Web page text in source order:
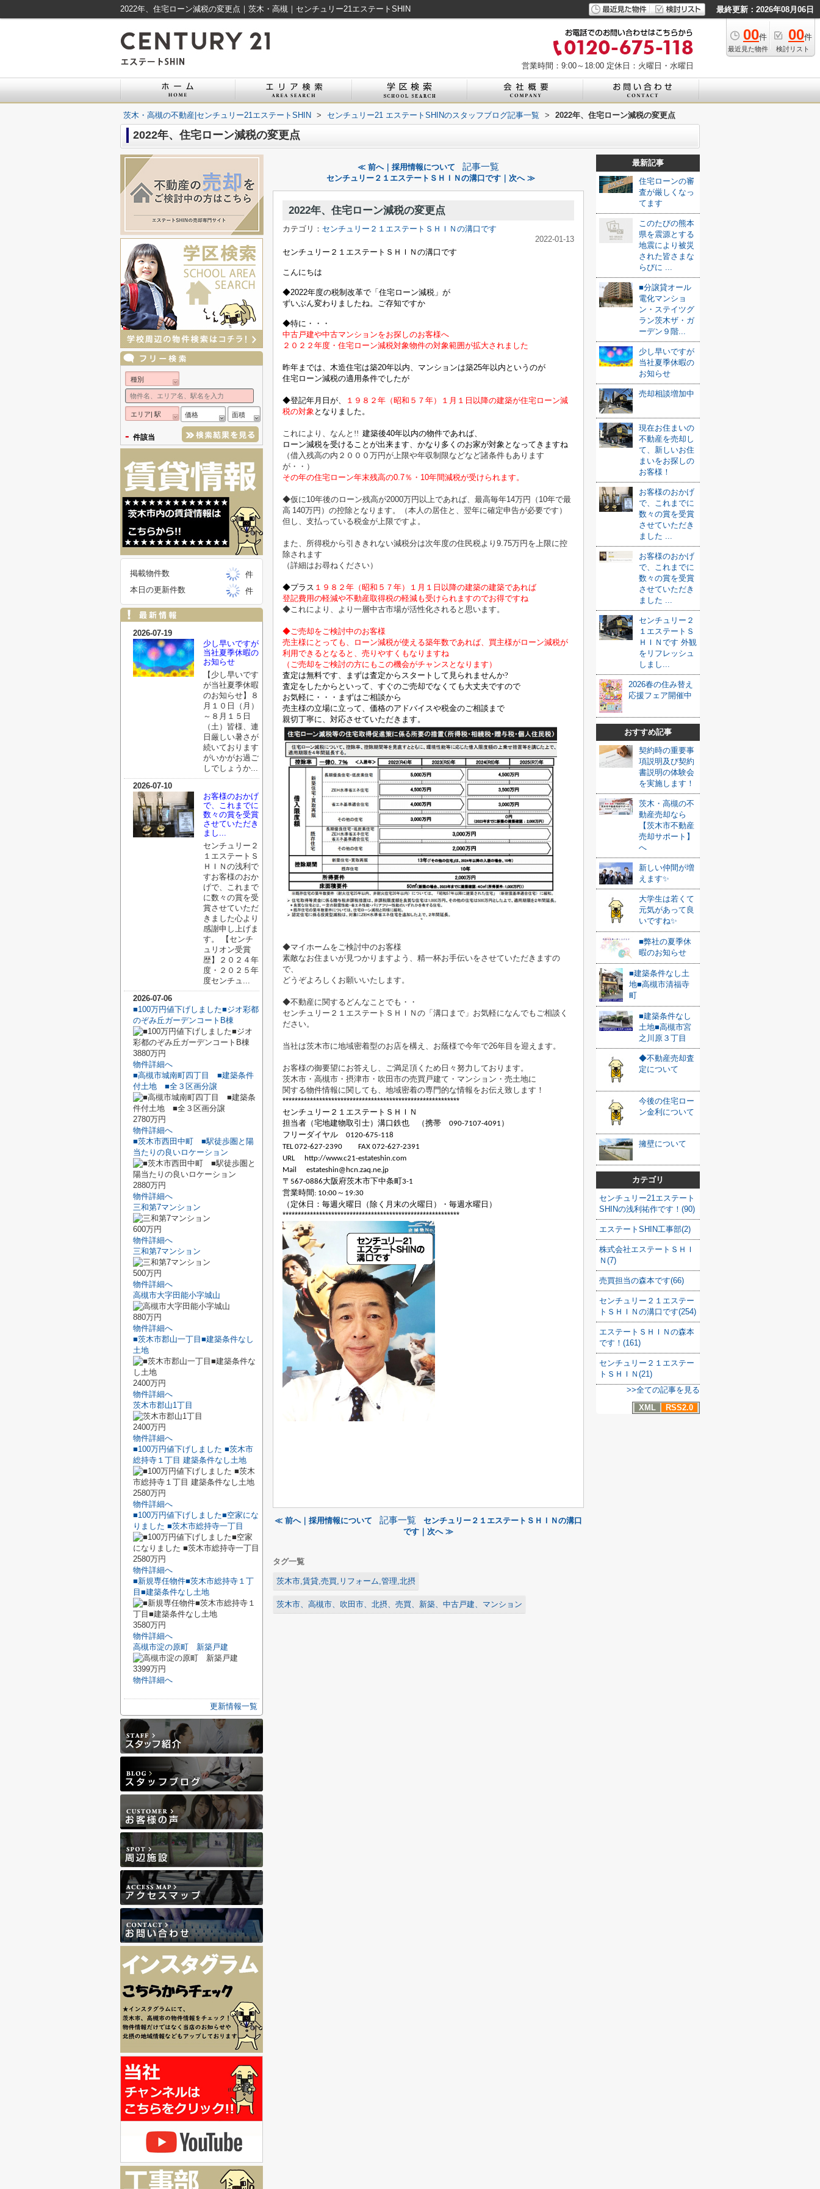
2022年、住宅ローン減税の変更点｜茨木・高槻｜センチュリー21エステートSHIN 最終更新：2026年08月06日
00件
最近見た物件
00件
検討リスト
営業時間：9:00～18:00 定休日：火曜日・水曜日
茨木・高槻の不動産|センチュリー21エステートSHIN > センチュリー21 エステートSHINのスタッフブログ記事一覧 > 2022年、住宅ローン減税の変更点
2022年、住宅ローン減税の変更点
≪ 前へ｜採用情報について 記事一覧
センチュリー２１エステートＳＨＩＮの溝口です｜次へ ≫
2022年、住宅ローン減税の変更点
カテゴリ： センチュリー２１エステートＳＨＩＮの溝口です
2022-01-13
センチュリー２１エステートＳＨＩＮの溝口です
こんにちは
◆2022年度の税制改革で「住宅ローン減税」が
ずいぶん変わりましたね。ご存知ですか
◆特に・・・
中古戸建や中古マンションをお探しのお客様へ
２０２２年度・住宅ローン減税対象物件の対象範囲が拡大されました
昨年までは、木造住宅は築20年以内、マンションは築25年以内というのが
住宅ローン減税の適用条件でしたが
◆登記年月日が、
１９８２年（昭和５７年）１月１日以降の建築が住宅ローン減
税の対象 となりました。
これにより、なんと!! 建築後40年以内の物件であれば、
ローン減税を受けることが出来ます、かなり多くのお家が対象となってきますね
（借入残高の内２０００万円が上限や年収制限などなど諸条件もあります
が・・）
その年の住宅ローン年末残高の0.7％・ 10年間減税が受けられます。
◆仮に10年後のローン残高が2000万円以上であれば、最高毎年14万円（ 10年で最
高 140万円）の控除となります。
（本人の居住と、翌年に確定申告が必要です）
但し、支払っている税金が上限ですよ。
また、所得税から引ききれない減税分は次年度の住民税より 9.75万円を上限に控
除されます
（詳細はお尋ねください）
◆プラス １９８２年（昭和５７年）１月１日以降の建築の建築であれば
登記費用の軽減や不動産取得税の軽減も受けられますのでお得ですね
◆これにより、より一層中古市場が活性化されると思います。
◆ご売却をご検討中のお客様
売主様にとっても、ローン減税が使える築年数であれば、買主様がローン減税が
利用できるとなると、売りやすくもなりますね
（ご売却をご検討の方にもこの機会がチャンスとなります）
査定は無料です、まずは査定からスタートして見られませんか?
査定をしたからといって、すぐのご売却でなくても大丈夫ですので
お気軽に・・・まずはご相談から
売主様の立場に立って、価格のアドバイスや税金のご相談まで
親切丁寧に、対応させていただきます。
◆マイホームをご検討中のお客様
素敵なお住まいが見つかりますよう、精一杯お手伝いをさせていただきますの
で、
どうぞよろしくお願いいたします。
◆不動産に関するどんなことでも・・
センチュリー２１エステートＳＨＩＮの「溝口まで」お気軽になんでもご相談く
ださい。
当社は茨木市に地域密着型のお店を構え、お蔭様で今年で26年目を迎えます。
お客様の御要望にお答えし、ご満足頂くため日々努力しております。
茨木市・高槻市・摂津市・吹田市の売買戸建て・マンション・売土地に
関する物件情報に関しても、地域密着の専門的な情報をお伝え致します！
**********************************************************
センチュリー２１エステートＳＨＩＮ
担当者（宅地建物取引士）溝口鉄也 （携帯 090-7107-4091 ）
フリーダイヤル 0120-675-118
TEL 072-627-2390
FAX 072-627-2391
URL
http://www.c21-estateshin.com
Mail
estateshin@hcn.zaq.ne.jp
〒 567-0886大阪府茨木市下中条町3-1
営業時間 : 10:00～ 19:30
（定休日：毎週火曜日（除く月末の火曜日）・毎週水曜日）
**********************************************************
≪ 前へ｜採用情報について 記事一覧
センチュリー２１エステートＳＨＩＮの溝口
です｜次へ ≫
タグ一覧
茨木市,賃貸,売買,リフォーム,管理,北摂
茨木市、高槻市、吹田市、北摂、売買、新築、中古戸建、マンション
最新記事
住宅ローンの審
査が厳しくなっ
てます
このたびの熊本
県を震源とする
地震により被災
された皆さまな
らびに ...
■分譲貸オール
電化マンショ
ン・ステイツグ
ラン茨木ザ・ガ
ーデン９階...
少し早いですが
当社夏季休暇の
お知らせ
売却相談増加中
現在お住まいの
不動産を売却し
て、新しいお住
まいをお探しの
お客様！
お客様のおかげ
で、これまでに
数々の賞を受賞
させていただき
ました ...
お客様のおかげ
で、これまでに
数々の賞を受賞
させていただき
ました ...
センチュリー２
１エステートＳ
ＨＩＮです 外観
をリフレッシュ
しまし...
2026春の住み替え
応援フェア開催中
おすすめ記事
契約時の重要事
項説明及び契約
書説明の体験会
を実施します！
茨木・高槻の不
動産売却なら
【茨木市不動産
売却サポート】
へ
新しい仲間が増
えます✨
大学生は若くて
元気があって良
いですね✨
■弊社の夏季休
暇のお知らせ
■建築条件なし土
地■高槻市清福寺
町
■建築条件なし
土地■高槻市宮
之川原３丁目
◆不動産売却査
定について
今後の住宅ロー
ン金利について
擁壁について
カテゴリ
センチュリー21エステート
SHINの浅利祐作です！(90)
エステートSHIN工事部(2)
株式会社エステートＳＨＩ
Ｎ(7)
売買担当の森本です(66)
センチュリー２１エステー
トＳＨＩＮの溝口です(254)
エステートＳＨＩＮの森本
です！(161)
センチュリー２１エステー
トＳＨＩＮ(21)
>>全ての記事を見る
XML
RSS2.0
種別
エリア| 駅 価格 面積
- 件該当
掲載物件数
件
本日の更新件数
件
2026-07-19
少し早いですが
当社夏季休暇の
お知らせ
【少し早いです
が当社夏季休暇
のお知らせ】８
月１０日（月）
～８月１５日
（土）皆様、連
日厳しい暑さが
続いております
がいかがお過ご
しでしょうか...
2026-07-10
お客様のおかげ
で、これまでに
数々の賞を受賞
させていただき
まし...
センチュリー２
１エステートＳ
ＨＩＮの浅利で
すお客様のおか
げで、これまで
に数々の賞を受
賞させていただ
きました心より
感謝申し上げま
す。 【センチ
ュリオン受賞
歴】２０２４年
度・２０２５年
度センチュ...
2026-07-06
■100万円値下げしました■ジオ彩都
のぞみ丘ガーデンコートB棟
3880万円
物件詳細へ
■高槻市城南町四丁目 ■建築条件
付土地 ■全３区画分譲
2780万円
物件詳細へ
■茨木市西田中町 ■駅徒歩圏と陽
当たりの良いロケーション
2880万円
物件詳細へ
三和第7マンション
600万円
物件詳細へ
三和第7マンション
500万円
物件詳細へ
高槻市大字田能小字城山
880万円
物件詳細へ
■茨木市郡山一丁目■建築条件なし
土地
2400万円
物件詳細へ
茨木市郡山1丁目
2400万円
物件詳細へ
■100万円値下げしました ■茨木市
総持寺１丁目 建築条件なし土地
2580万円
物件詳細へ
■100万円値下げしました■空家にな
りました ■茨木市総持寺一丁目
2580万円
物件詳細へ
■新規専任物件■茨木市総持寺１丁
目■建築条件なし土地
3580万円
物件詳細へ
高槻市淀の原町 新築戸建
3399万円
物件詳細へ
更新情報一覧